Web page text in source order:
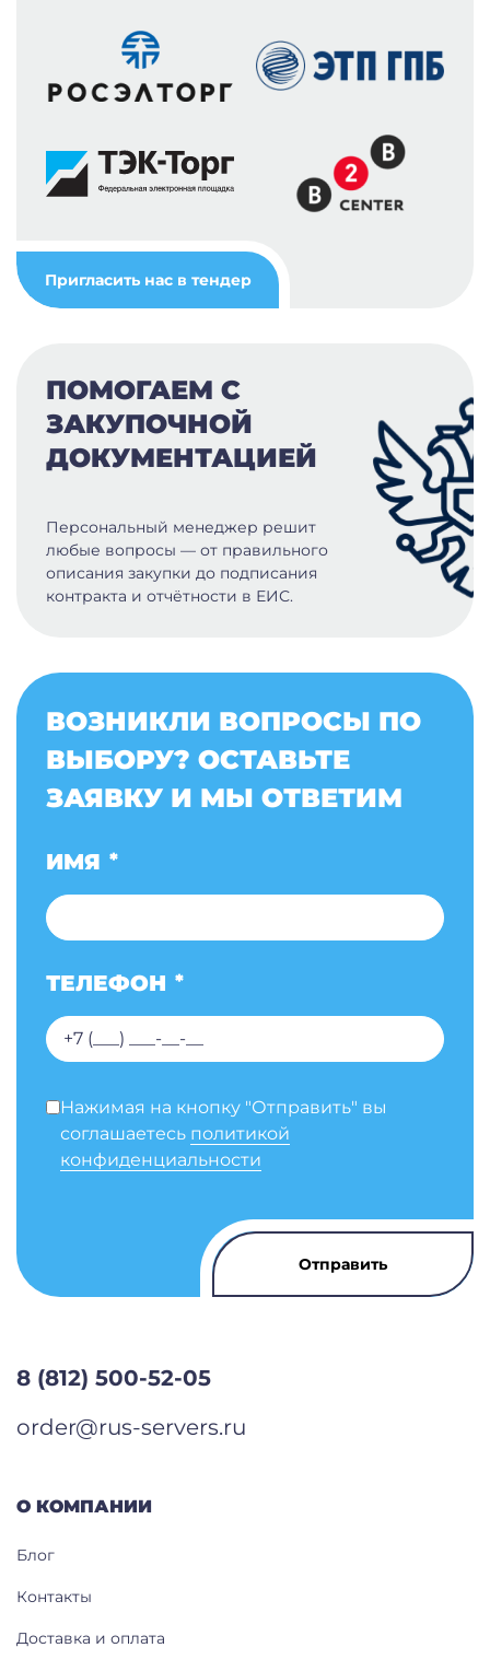
Пригласить нас в тендер
ПОМОГАЕМ С
ЗАКУПОЧНОЙ
ДОКУМЕНТАЦИЕЙ
Персональный менеджер решит
любые вопросы — от правильного
описания закупки до подписания
контракта и отчётности в ЕИС.
ВОЗНИКЛИ ВОПРОСЫ ПО
ВЫБОРУ? ОСТАВЬТЕ
ЗАЯВКУ И МЫ ОТВЕТИМ
ИМЯ *
ТЕЛЕФОН *
Нажимая на кнопку "Отправить" вы
соглашаетесь политикой
конфиденциальности
О КОМПАНИИ
Блог
Контакты
Доставка и оплата
8 (812) 500-52-05
order@rus-servers.ru